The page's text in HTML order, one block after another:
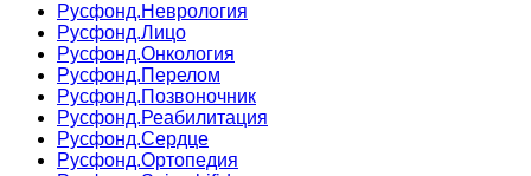
Русфонд.Неврология
Русфонд.Лицо
Русфонд.Онкология
Русфонд.Перелом
Русфонд.Позвоночник
Русфонд.Реабилитация
Русфонд.Сердце
Русфонд.Ортопедия